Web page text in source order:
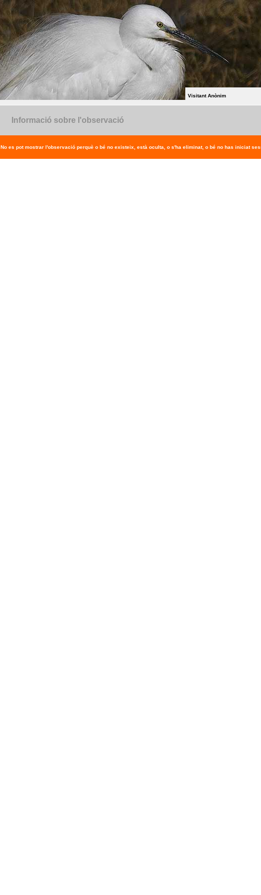
Visitant Anònim
Informació sobre l'observació
No es pot mostrar l'observació perquè o bé no existeix, està oculta, o s'ha eliminat, o bé no has iniciat